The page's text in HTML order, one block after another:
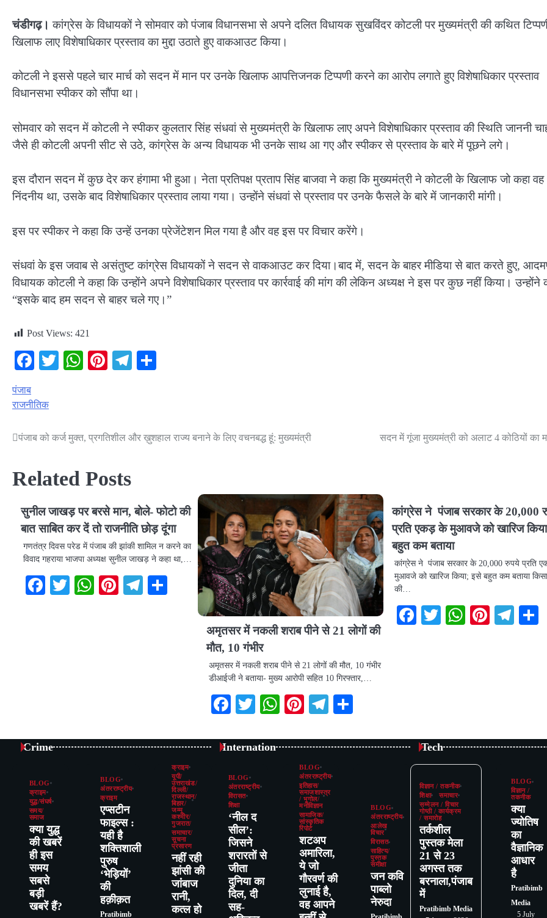
चंडीगढ़।कांग्रेस के विधायकों ने सोमवार को पंजाब विधानसभा से अपने दलित विधायक सुखविंदर कोटली पर मुख्यमंत्री की कथित
खिलाफ लाए विशेषाधिकार प्रस्ताव का मुद्दा उठाते हुए वाकआउट किया।
कोटली ने इससे पहले चार मार्च को सदन में मान पर उनके खिलाफ आपत्तिजनक टिप्पणी करने का आरोप लगाते हुए विशेषाधिकार प्रस्ताव
विधानसभा स्पीकर को सौंपा था।
सोमवार को सदन में कोटली ने स्पीकर कुलतार सिंह संधवां से मुख्यमंत्री के खिलाफ लाए अपने विशेषाधिकार प्रस्ताव की स्थिति जाननी
जैसे ही कोटली अपनी सीट से उठे, कांग्रेस के अन्य विधायक भी उनके साथ आ गए और स्पीकर से प्रस्ताव के बारे में पूछने लगे।
इस दौरान सदन में कुछ देर कर हंगामा भी हुआ। नेता प्रतिपक्ष प्रताप सिंह बाजवा ने कहा कि मुख्यमंत्री ने कोटली के खिलाफ जो कहा वह
निंदनीय था, उसके बाद विशेषाधिकार प्रस्ताव लाया गया। उन्होंने संधवां से प्रस्ताव पर उनके फैसले के बारे में जानकारी मांगी।
इस पर स्पीकर ने कहा कि उन्हें उनका प्रेजेंटेशन मिल गया है और वह इस पर विचार करेंगे।
संधवां के इस जवाब से असंतुष्ट कांग्रेस विधायकों ने सदन से वाकआउट कर दिया।बाद में, सदन के बाहर मीडिया से बात करते हुए,
विधायक कोटली ने कहा कि उन्होंने अपने विशेषाधिकार प्रस्ताव पर कार्रवाई की मांग की लेकिन अध्यक्ष ने इस पर कुछ नहीं किया। उन्होंने
“इसके बाद हम सदन से बाहर चले गए।”
Post Views: 421
Facebook
TwitterWhatsApp
PinterestTelegram
पंजाब
राजनीतिक
Post
पंजाब को कर्ज मुक्त, प्रगतिशील और ख़ुशहाल राज्य बनाने के लिए वचनबद्ध हूं: मुख्यमंत्री सदन में गूंजा मुख्यमंत्री को अलाट 4 कोठियों का
Related Posts
सुनील जाखड़ पर बरसे मान, बोले- फोटो की
बात साबित कर दें तो राजनीति छोड़ दूंगा
गणतंत्र दिवस परेड में पंजाब की झांकी शामिल न करने का
विवाद गहराया भाजपा अध्यक्ष सुनील जाखड़ ने कहा था,…
Facebook
TwitterWhatsApp
PinterestTelegram
Share
अमृतसर में नकली शराब पीने से 21 लोगों की
मौत, 10 गंभीर
अमृतसर में नकली शराब पीने से 21 लोगों की मौत, 10 गंभीर
डीआईजी ने बताया- मुख्य आरोपी सहित 10 गिरफ्तार,…
Facebook
TwitterWhatsApp
PinterestTelegram
कांग्रेस ने पंजाब सरकार के 20,000
प्रति एकड़ के मुआवजे को खारिज
बहुत कम बताया
कांग्रेस ने पंजाब सरकार के 20,000 रुपये प्रति
मुआवजे को खारिज किया; इसे बहुत कम बताया
की…
Facebook
TwitterWhatsApp
Pinterest
Crime
BLOG
क्राइम
युद्ध/संघर्ष
समय/
समाज
क्या युद्ध
की खबरें
ही इस
समय
सबसे
बड़ी
खबरें हैं?
BLOG
अंतरराष्ट्रीय
क्राइम
एप्सटीन
फाइल्स :
यही है
शक्तिशाली
पुरुष
‘भेड़ियों’
की
हक़ीक़त
Pratibimb
क्राइम
यूपी/
उत्तराखंड/
दिल्ली/
राजस्थान/
बिहार/
जम्मू
कश्मीर/
गुजरात/
समाचार/
सूचना
प्रसारण
नहीं रही
झांसी की
जांंबाज
रानी,
कत्‍ल हो
Internation
BLOG
अंतरराष्ट्रीय
विरासत
शिक्षा
‘नील द
सील’:
जिसने
शरारतों से
जीता
दुनिया का
दिल, दी
सह-
BLOG
अंतरराष्ट्रीय
इतिहास/
समाजशास्त्र
/ भूगोल/
मनोविज्ञान
सामाजिक/
सांस्कृतिक
रिपोर्ट
शटअप
अमारिला,
ये जो
गौरवर्ण की
लुनाई है,
वह आपने
BLOG
अंतरराष्ट्रीय
आलेख
विचार
विरासत
साहित्य/
पुस्तक
समीक्षा
जन कवि
पाब्लो
नेरुदा
Tech
विज्ञान / तकनीक
शिक्षा
समाचार
सम्मेलन / विचार
गोष्ठी / कार्यक्रम
/ समारोह
तर्कशील
पुस्तक मेला
21 से 23
अगस्त तक
बरनाला,पंजाब
में
Pratibimb Media
BLOG
विज्ञान /
तकनीक
क्या
ज्योतिष
का
वैज्ञानिक
आधार
है
Pratibimb
Media
5 July